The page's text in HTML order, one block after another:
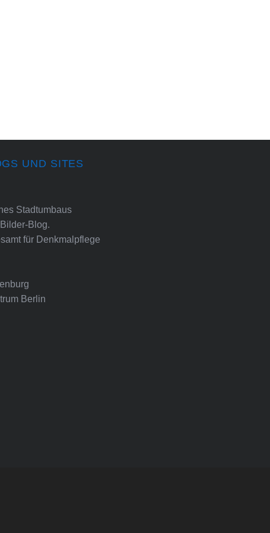
UND SITES
Stadtumbaus
Blog.
für Denkmalpflege
Berlin